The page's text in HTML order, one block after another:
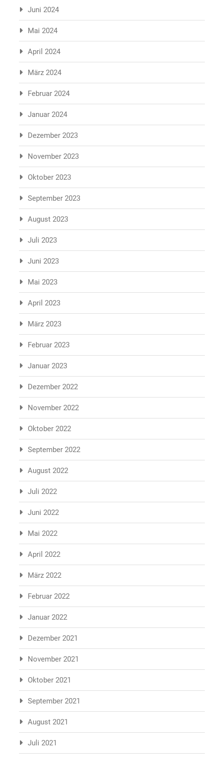
Juni 2024
Mai 2024
April 2024
März 2024
Februar 2024
Januar 2024
Dezember 2023
November 2023
Oktober 2023
September 2023
August 2023
Juli 2023
Juni 2023
Mai 2023
April 2023
März 2023
Februar 2023
Januar 2023
Dezember 2022
November 2022
Oktober 2022
September 2022
August 2022
Juli 2022
Juni 2022
Mai 2022
April 2022
März 2022
Februar 2022
Januar 2022
Dezember 2021
November 2021
Oktober 2021
September 2021
August 2021
Juli 2021